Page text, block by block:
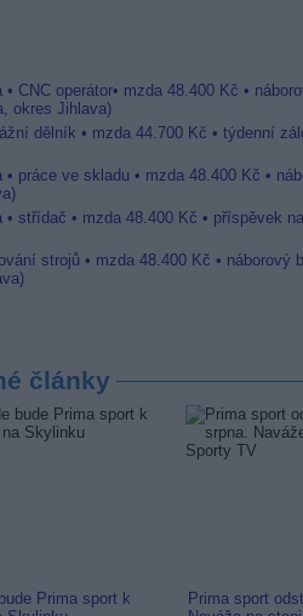
CNC operátor• mzda 48.400 Kč •
okres Jihlava)
dělník • mzda 44.700 Kč • týdenní
práce ve skladu • mzda 48.400 Kč •
střídač • mzda 48.400 Kč • příspěvek
strojů • mzda 48.400 Kč • náborový
články
Prima sport k
Prima sport